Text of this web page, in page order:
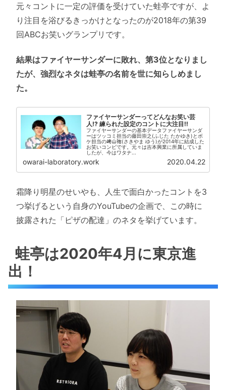
元々コントに一定の評価を受けていた蛙亭ですが、よ
り注目を浴びるきっかけとなったのが2018年の第39
回ABCお笑いグランプリです。
結果はファイヤーサンダーに敗れ、第3位となりまし
たが、強烈なネタは蛙亭の名前を世に知らしめまし
た。
ファイヤーサンダーってどんなお笑い芸
人!? 練られた設定のコントに大注目!!
ファイヤーサンダーの基本データファイヤーサンダ
ーはツッコミ担当の藤田崇之(ふじた たかゆき)とボ
ケ担当の﨑山祐(さきやま ゆう)が2014年に結成した
お笑いコンビです。元々は吉本興業に所属していま
したが、今はワタナ...
owarai-laboratory.work 2020.04.22
霜降り明星のせいやも、人生で面白かったコントを3
つ挙げるという自身のYouTubeの企画で、この時に
披露された「ピザの配達」のネタを挙げています。
蛙亭は2020年4月に東京進
出！